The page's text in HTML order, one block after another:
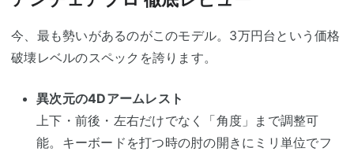
今、最も勢いがあるのがこのモデル。3万円台という価格
破壊レベルのスペックを誇ります。
異次元の4Dアームレスト
上下・前後・左右だけでなく「角度」まで調整可
能。キーボードを打つ時の肘の開きにミリ単位でフ